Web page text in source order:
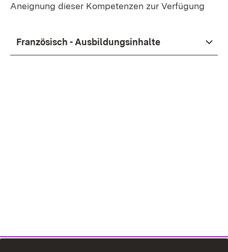
Aneignung dieser Kompetenzen zur Verfügung
Französisch - Ausbildungsinhalte